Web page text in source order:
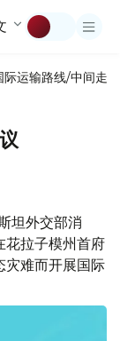
际运输路线/中间走廊
坦外交部消
拉子模州首府
灾难而开展国际